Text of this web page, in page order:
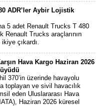
ADR’ler Aybir Lojistik
5 adet Renault Trucks T 480
Renault Trucks araçlarının
çıkardı.
Hava Kargo Haziran 2026
370’in üzerinde havayolu
toplayan ve sivil havacılık
eden Uluslararası Hava
Haziran 2026 küresel